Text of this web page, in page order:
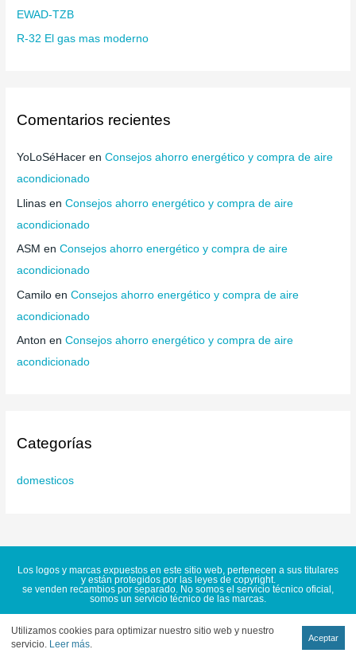
EWAD-TZB
R-32 El gas mas moderno
Comentarios recientes
YoLoSéHacer enConsejos ahorro energético y compra de aire
acondicionado
Llinas enConsejos ahorro energético y compra de aire
acondicionado
ASM enConsejos ahorro energético y compra de aire
acondicionado
Camilo enConsejos ahorro energético y compra de aire
acondicionado
Anton enConsejos ahorro energético y compra de aire
acondicionado
Categorías
domesticos
Los logos y marcas expuestos en este sitio web, pertenecen a sus titulares
y están protegidos por las leyes de copyright.
se venden recambios por separado. No somos el servicio técnico oficial,
somos un servicio técnico de las marcas.
Aviso legal | Política de Privacidad | Política de Cookies
Sitemap
[elementor-template id="2308"]
Utilizamos cookies para optimizar nuestro sitio web y nuestro
servicio. Leer más.
Aceptar